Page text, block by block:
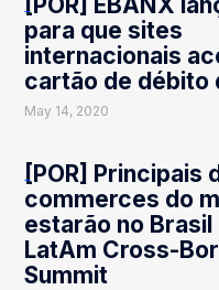
para que sites
internacionais
cartão de débito
May 14, 2020
[POR] Principais
commerces do
estarão no Brasil
LatAm Cross-
Summit